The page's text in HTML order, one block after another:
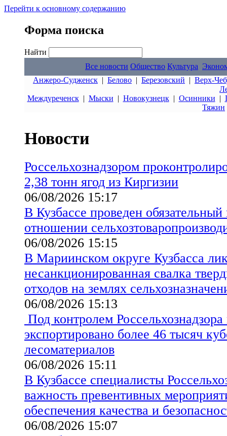
Перейти к основному содержанию
Форма поиска
Найти
Все новости Общество Культура
Анжеро-Судженск | Белово | Березовский | Верх-
Междуреченск| Мыски | Новокузнецк| Осинники |
Тяжин
Новости
Россельхознадзором
2,38 тонн ягод из Киргизии
06/08/2026 15:17
В Кузбассе проведен
отношении
06/08/2026 15:15
В Мариинском округе Кузбасса
несанкционированная свалка
отходов на землях
06/08/2026 15:13
Под контролем Россельхознадзора
экспортировано более 46 тысяч
лесоматериалов
06/08/2026 15:11
В Кузбассе специалисты
важность превентивных
обеспечения качества и
06/08/2026 15:07